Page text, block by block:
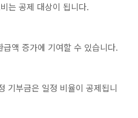
는 공제 대상이 됩니다.
액 증가에 기여할 수 있습니다.
기부금은 일정 비율이 공제됩니